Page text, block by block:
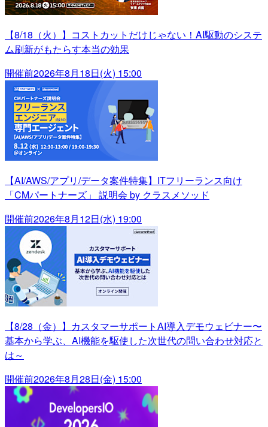
【8/18（火）】コストカットだけじゃない！AI駆動のシステ
ム刷新がもたらす本当の効果
開催前2026年8月18日(火) 15:00
【AI/AWS/アプリ/データ案件特集】ITフリーランス向け
「CMパートナーズ」 説明会 by クラスメソッド
開催前2026年8月12日(水) 19:00
【8/28（金）】カスタマーサポートAI導入デモウェビナー〜
基本から学ぶ、AI機能を駆使した次世代の問い合わせ対応と
は～
開催前2026年8月28日(金) 15:00